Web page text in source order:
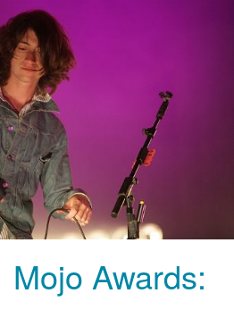
Mojo Awards: